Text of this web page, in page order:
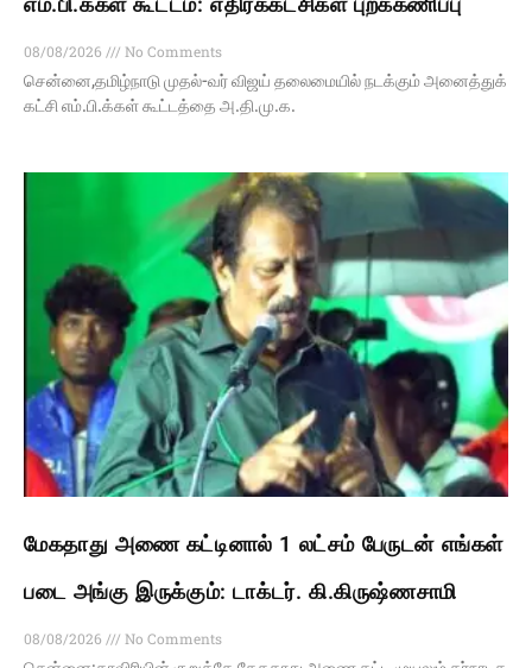
08/08/2026
No Comments
சென்னை,தமிழ்நாடு முதல்-வர் விஜய் தலைமையில் நடக்கும் அனைத்துக்
கட்சி எம்.பி.க்கள் கூட்டத்தை அ.தி.மு.க.
மேகதாது அணை கட்டினால் 1 லட்சம் பேருடன் எங்கள்
படை அங்கு இருக்கும்: டாக்டர். கி.கிருஷ்ணசாமி
08/08/2026
No Comments